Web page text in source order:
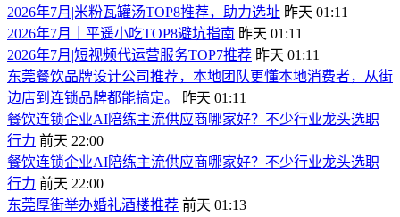
2026年7月|米粉瓦罐汤TOP8推荐，助力选址 昨天 01:11
2026年7月｜平遥小吃TOP8避坑指南 昨天 01:11
2026年7月|短视频代运营服务TOP7推荐 昨天 01:11
东莞餐饮品牌设计公司推荐，本地团队更懂本地消费者，从街
边店到连锁品牌都能搞定。
昨天 01:11
餐饮连锁企业AI陪练主流供应商哪家好？不少行业龙头选职
行力 前天 22:00
餐饮连锁企业AI陪练主流供应商哪家好？不少行业龙头选职
行力 前天 22:00
东莞厚街举办婚礼酒楼推荐 前天 01:13